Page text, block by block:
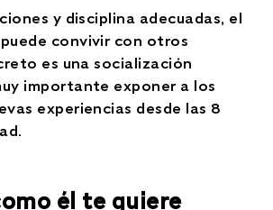
y disciplina adecuadas, el
convivir con otros
es una socialización
importante exponer a los
experiencias desde las 8
él te quiere